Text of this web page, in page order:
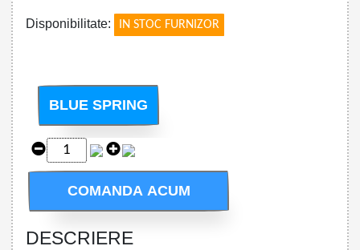
Disponibilitate: IN STOC FURNIZOR
BLUE SPRING
COMANDA ACUM
DESCRIERE